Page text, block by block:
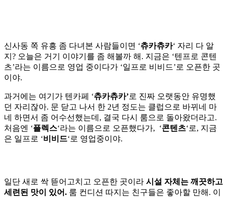
신사동 쪽 유흥 좀 다녀본 사람들이면 ‘츄카츄카‘ 자리 다 알
지? 오늘은 거기 이야기를 좀 해볼까 해. 지금은 ‘텐프로 콘텐
츠’라는 이름으로 영업 중이다가 ‘일프로 비비드’로 오픈한 곳
이야.
과거에는 여기가 텐카페 ‘츄카츄카’로 진짜 오랫동안 유명했
던 자리잖아. 문 닫고 나서 한 2년 정도는 클럽으로 바뀌네 마
네 하면서 좀 어수선했는데, 결국 다시 룸으로 돌아왔더라고.
처음엔 ‘플렉스‘라는 이름으로 오픈했다가, ‘콘텐츠‘로, 지금
은 일프로 ‘비비드‘로 영업중이야.
일단 새로 싹 뜯어고치고 오픈한 곳이라 시설 자체는 깨끗하고
세련된 맛이 있어. 룸 컨디션 따지는 친구들은 좋아할 만해. 이